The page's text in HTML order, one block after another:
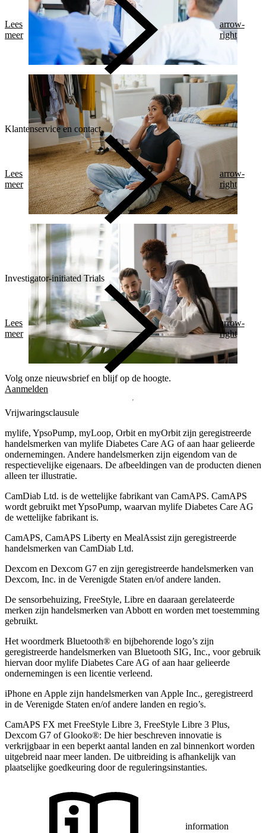
Lees
meer
arrow-
right
Klantenservice en contact
Lees
meer
arrow-
right
Investigator-initiated Trials
Lees
meer
arrow-
right
Volg onze nieuwsbrief en blijf op de hoogte.
Aanmelden
Vrijwaringsclausule
mylife, YpsoPump, myLoop, Orbit en myOrbit zijn geregistreerde
handelsmerken van mylife Diabetes Care AG of aan haar gelieerde
ondernemingen. Andere handelsmerken zĳn eigendom van de
respectievelĳke eigenaars. De afbeeldingen van de producten dienen
alleen ter illustratie.
CamDiab Ltd. is de wettelijke fabrikant van CamAPS. CamAPS
wordt gebruikt met YpsoPump, waarvan mylife Diabetes Care AG
de wettelijke fabrikant is.
CamAPS, CamAPS Liberty en MealAssist zijn geregistreerde
handelsmerken van CamDiab Ltd.
Dexcom en Dexcom G7 en zijn geregistreerde handelsmerken van
Dexcom, Inc. in de Verenigde Staten en/of andere landen.
De sensorbehuizing, FreeStyle, Libre en daaraan gerelateerde
merken zijn handelsmerken van Abbott en worden met toestemming
gebruikt.
Het woordmerk Bluetooth® en bijbehorende logo’s zijn
geregistreerde handelsmerken van Bluetooth SIG, Inc., voor gebruik
hiervan door mylife Diabetes Care AG of aan haar gelieerde
ondernemingen is een licentie verleend.
iPhone en Apple zĳn handelsmerken van Apple Inc., geregistreerd
in de Verenigde Staten en/of andere landen en regio’s.
CamAPS FX met FreeStyle Libre 3, FreeStyle Libre 3 Plus,
Dexcom G7 of Glooko®: De hier beschreven innovatie is
verkrijgbaar in een beperkt aantal landen en zal binnenkort worden
uitgebreid naar meer landen. De uitbreiding is afhankelijk van
plaatselijke goedkeuring door de reguleringsinstanties.
information